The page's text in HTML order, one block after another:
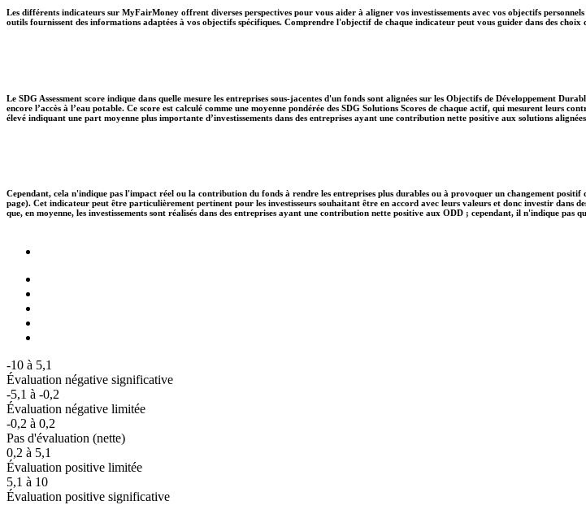
Les différents indicateurs sur MyFairMoney offrent diverses perspectives pour vous aider à aligner vos investissements avec vos objectifs
outils fournissent des informations adaptées à vos objectifs spécifiques. Comprendre l'objectif de chaque indicateur peut vous guider dans des choix
Le SDG Assessment score indique dans quelle mesure les entreprises sous-jacentes d'un fonds sont alignées sur les Objectifs de Développement
encore l’accès à l’eau potable. Ce score est calculé comme une moyenne pondérée des SDG Solutions Scores de chaque actif, qui mesurent leurs
élevé indiquant une part moyenne plus importante d’investissements dans des entreprises ayant une contribution nette positive aux solutions
Cependant, cela n'indique pas l'impact réel ou la contribution du fonds à rendre les entreprises plus durables ou à provoquer un changement
page). Cet indicateur peut être particulièrement pertinent pour les investisseurs souhaitant être en accord avec leurs valeurs et donc investir dans
que, en moyenne, les investissements sont réalisés dans des entreprises ayant une contribution nette positive aux ODD ; cependant, il n'indique
-10 à 5,1
Évaluation négative significative
-5,1 à -0,2
Évaluation négative limitée
-0,2 à 0,2
Pas d'évaluation (nette)
0,2 à 5,1
Évaluation positive limitée
5,1 à 10
Évaluation positive significative